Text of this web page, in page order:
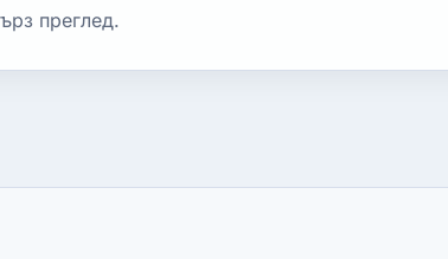
преглед.